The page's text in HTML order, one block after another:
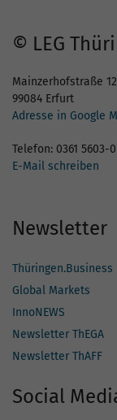
© LEG
Mainzerhofstraße 12
99084 Erfurt
Adresse in Google
Telefon: 0361 5603-0
E-Mail schreiben
Newsletter
Thüringen.Business
Global Markets
InnoNEWS
Newsletter ThEGA
Newsletter ThAFF
Social